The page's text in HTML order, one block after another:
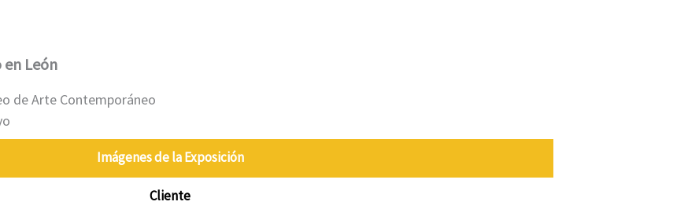
en León
de Arte Contemporáneo
Imágenes de la Exposición
Cliente